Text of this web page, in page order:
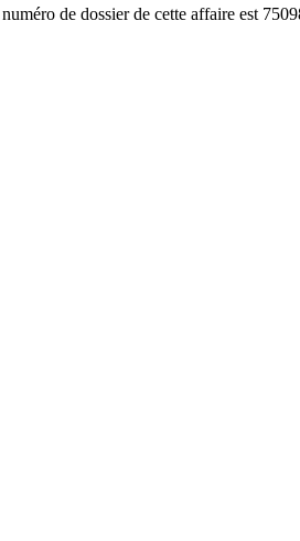
de dossier de cette affaire est